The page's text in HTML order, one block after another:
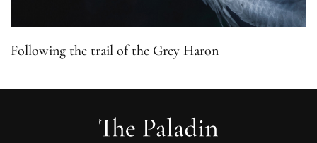
Following the trail of the Grey Haron